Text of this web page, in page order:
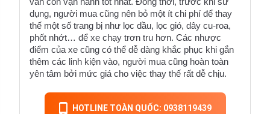
vẫn còn vận hành tốt nhất. Đồng thời, trước khi sử
dụng, người mua cũng nên bỏ một ít chi phí để thay
thế một số trang bị như lọc dầu, lọc gió, dây cu-roa,
phốt nhớt… để xe chạy trơn tru hơn. Các nhược
điểm của xe cũng có thể dễ dàng khắc phục khi gắn
thêm các linh kiện vào, người mua cũng hoàn toàn
yên tâm bởi mức giá cho việc thay thế rất dễ chịu.
HOTLINE TOÀN QUỐC: 0938119439